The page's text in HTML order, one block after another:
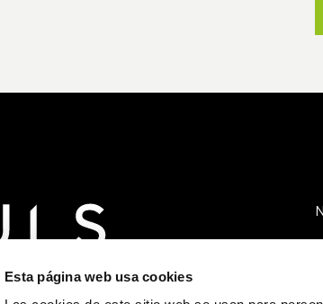
Esta página web usa cookies